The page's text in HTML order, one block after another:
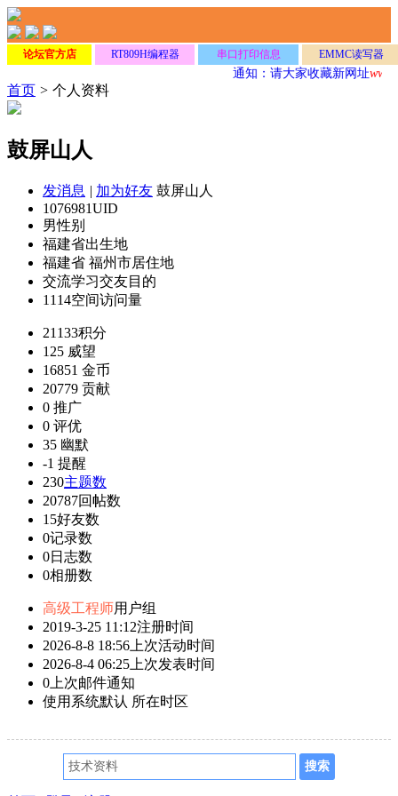
论坛官方店 RT809H编程器 串口打印信息 EMMC读写器
通知：请大家收藏新网址
首页 > 个人资料
鼓屏山人
发消息 | 加为好友 鼓屏山人
1076981UID
男性别
福建省出生地
福建省 福州市居住地
交流学习交友目的
1114空间访问量
21133积分
125 威望
16851 金币
20779 贡献
0 推广
0 评优
35 幽默
-1 提醒
230主题数
20787回帖数
15好友数
0记录数
0日志数
0相册数
高级工程师用户组
2019-3-25 11:12注册时间
2026-8-8 18:56 上次活动时间
2026-8-4 06:25 上次发表时间
0 上次邮件通知
使用系统默认 所在时区